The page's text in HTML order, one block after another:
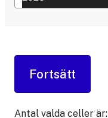
Antal valda celler är: